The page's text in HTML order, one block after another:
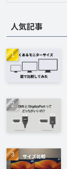
人気記事